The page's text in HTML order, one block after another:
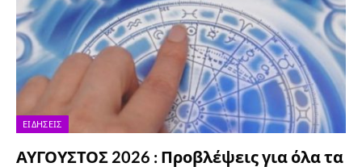
ΕΙΔΉΣΕΙΣ
ΑΥΓΟΥΣΤΟΣ 2026 : Προβλέψεις για όλα τα